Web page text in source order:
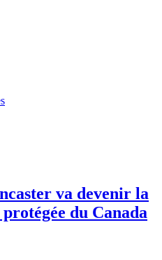
va devenir la
du Canada